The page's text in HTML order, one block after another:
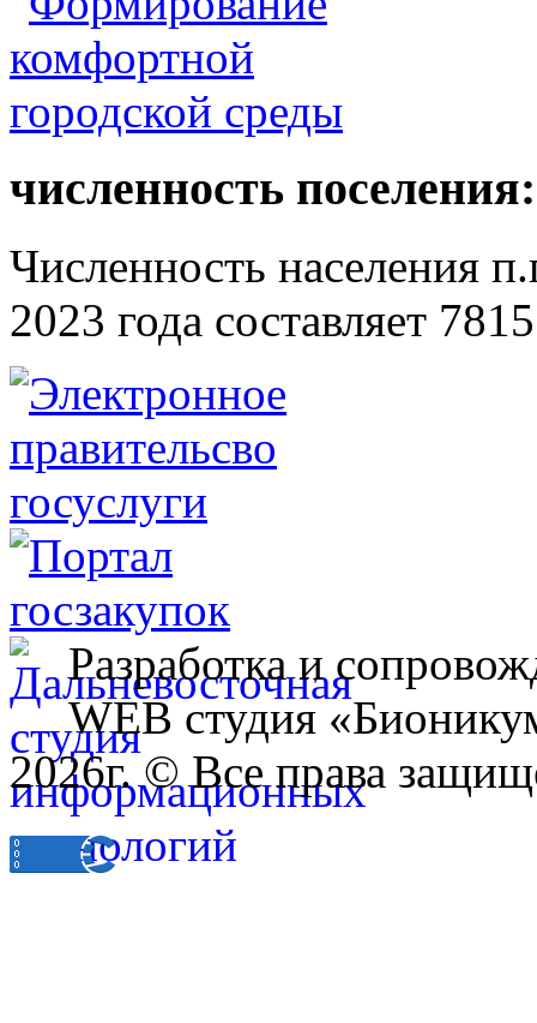
численность поселения:
Численность населения
2023 года составляет
Разработка и
WEB студия
2026г. © Все права